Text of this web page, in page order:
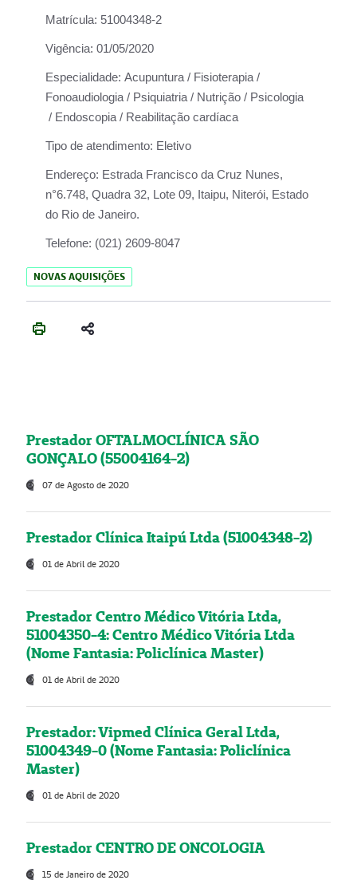
Matrícula: 51004348-2
Vigência: 01/05/2020
Especialidade: Acupuntura / Fisioterapia /
Fonoaudiologia / Psiquiatria / Nutrição / Psicologia
/ Endoscopia / Reabilitação cardíaca
Tipo de atendimento: Eletivo
Endereço: Estrada Francisco da Cruz Nunes,
n°6.748, Quadra 32, Lote 09, Itaipu, Niterói, Estado
do Rio de Janeiro.
Telefone: (021) 2609-8047
NOVAS AQUISIÇÕES
Prestador OFTALMOCLÍNICA SÃO
GONÇALO (55004164-2)
07 de Agosto de 2020
Prestador Clínica Itaipú Ltda (51004348-2)
01 de Abril de 2020
Prestador Centro Médico Vitória Ltda,
51004350-4: Centro Médico Vitória Ltda
(Nome Fantasia: Policlínica Master)
01 de Abril de 2020
Prestador: Vipmed Clínica Geral Ltda,
51004349-0 (Nome Fantasia: Policlínica
Master)
01 de Abril de 2020
Prestador CENTRO DE ONCOLOGIA
15 de Janeiro de 2020